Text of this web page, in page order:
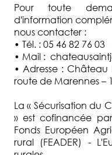
Pour toute
d'information
nous contacter :
• Tél. : 05 46 82 76 03
• Mail :
• Adresse :
route de Marennes –
La « Sécurisation du
» est cofinancée
Fonds Européen
rural (FEADER) -